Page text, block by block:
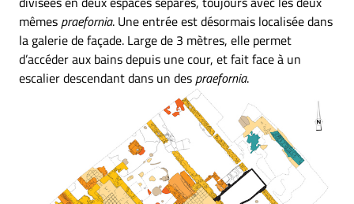
mêmes praefornia. Une entrée est désormais localisée dans
la galerie de façade. Large de 3 mètres, elle permet
d’accéder aux bains depuis une cour, et fait face à un
escalier descendant dans un des praefornia.